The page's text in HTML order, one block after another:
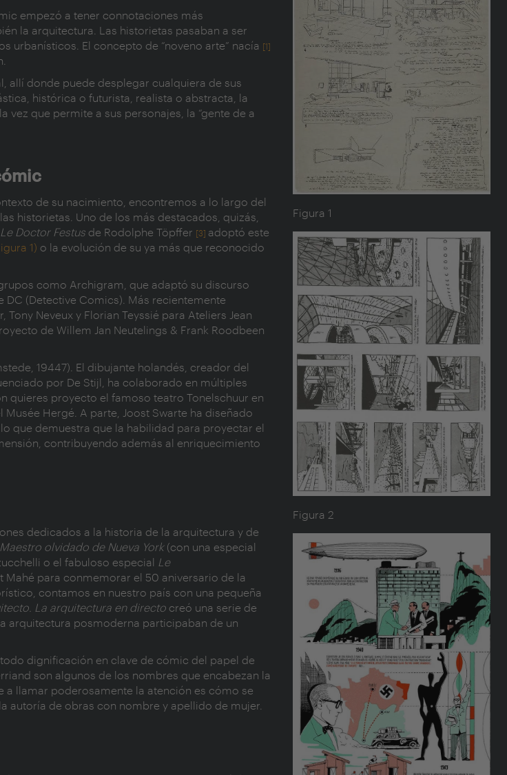
empezó a tener connotaciones más
la arquitectura. Las historietas pasaban a ser
urbanísticos. El concepto de “noveno arte” nacía [1]
allí donde puede desplegar cualquiera de sus
histórica o futurista, realista o abstracta, la
que permite a sus personajes, la “gente de a
de su nacimiento, encontremos a lo largo del
historietas. Uno de los más destacados, quizás,
Le Doctor Festus de Rodolphe Töpffer [3] adoptó este
1) o la evolución de su ya más que reconocido
como Archigram, que adaptó su discurso
DC (Detective Comics). Más recientemente
Neveux y Florian Teyssié para Ateliers Jean
de Willem Jan Neutelings & Frank Roodbeen
19447). El dibujante holandés, creador del
por De Stijl, ha colaborado en múltiples
quieres proyecto el famoso teatro Tonelschuur en
Hergé. A parte, Joost Swarte ha diseñado
que demuestra que la habilidad para proyectar el
contribuyendo además al enriquecimiento
dedicados a la historia de la arquitectura y de
olvidado de Nueva York(con una especial
o el fabuloso especial Le
Mahé para conmemorar el 50 aniversario de la
contamos en nuestro país con una pequeña
La arquitectura en directo creó una serie de
arquitectura posmoderna participaban de un
dignificación en clave de cómic del papel de
son algunos de los nombres que encabezan la
a llamar poderosamente la atención es cómo se
autoría de obras con nombre y apellido de mujer.
Figura 1
Figura 2